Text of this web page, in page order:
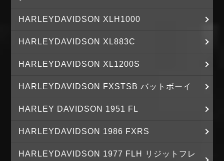
HARLEYDAVIDSON XLH1000
HARLEYDAVIDSON XL883C
HARLEYDAVIDSON XL1200S
HARLEYDAVIDSON FXSTSB バットボーイ
HARLEY DAVIDSON 1951 FL
HARLEYDAVIDSON 1986 FXRS
HARLEYDAVIDSON 1977 FLH リジットフレ